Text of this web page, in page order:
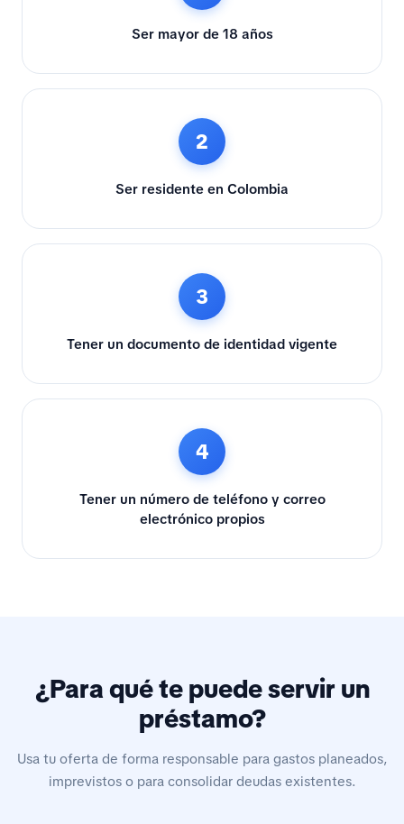
Ser mayor de 18 años
2
Ser residente en Colombia
3
Tener un documento de identidad vigente
4
Tener un número de teléfono y correo
electrónico propios
¿Para qué te puede servir un
préstamo?
Usa tu oferta de forma responsable para gastos planeados,
imprevistos o para consolidar deudas existentes.